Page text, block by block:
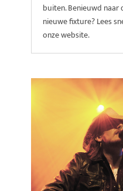
buiten. Benieuwd naar
nieuwe fixture? Lees
onze website.